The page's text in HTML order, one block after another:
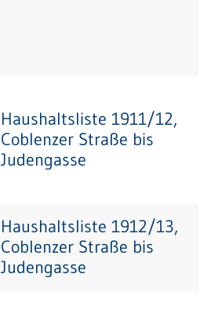
Haushaltsliste 1911/12,
Coblenzer Straße bis
Judengasse
Haushaltsliste 1912/13,
Coblenzer Straße bis
Judengasse